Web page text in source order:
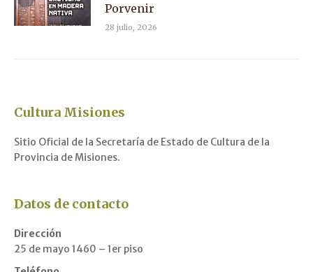
Porvenir
28 julio, 2026
Cultura Misiones
Sitio Oficial de la Secretaría de Estado de Cultura de la
Provincia de Misiones.
Datos de contacto
Dirección
25 de mayo 1460 – 1er piso